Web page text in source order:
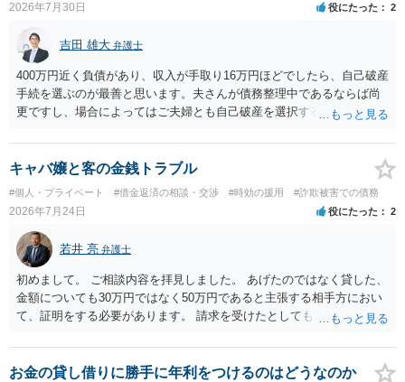
2026年7月30日 役にたった 2
吉田 雄大 弁護士
400万円近く負債があり、収入が手取り16万円ほどでしたら、自己破産
手続を選ぶのが最善と思います。夫さんが債務整理中であるならば尚
更ですし、場合によってはご夫婦とも自己破産を選択する方法もある
キャバ嬢と客の金銭トラブル
#個人・プライベート #借金返済の相談・交渉 #時効の援用 #詐欺被害での債務
2026年7月24日 役にたった 2
若井 亮 弁護士
初めまして。 ご相談内容を拝見しました。 あげたのではなく貸した、
金額についても30万円ではなく50万円であると主張する相手方におい
て、証明をする必要があります。 請求を受けたとしても、もらったも
れることになるでしょう。 請求があるまでは、こちらからアクション
を起こす必要はないかと思います。
お金の貸し借りに勝手に年利をつけるのはどうなのか